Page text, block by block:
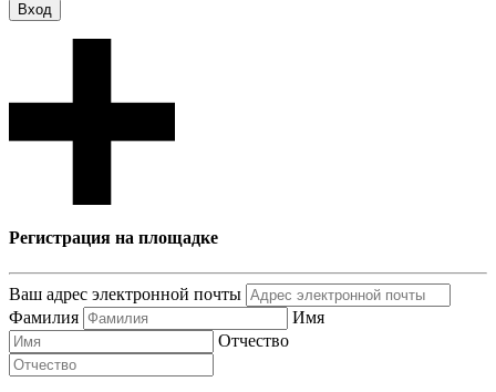
Вход
Регистрация на площадке
Ваш адрес электронной почты
Фамилия
Имя
Отчество